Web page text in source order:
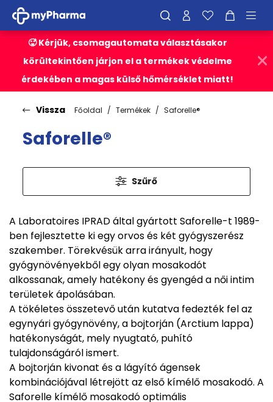
🥵 Kérjük, csomagautomata választásakor
körültekintően járjon el a termékek védelme
érdekében a magas külső hőmérséklet miatt!
Vissza Főoldal Termékek Saforelle®
Saforelle®
Szűrő
A Laboratoires IPRAD által gyártott Saforelle-t 1989-
ben fejlesztette ki egy orvos és két gyógyszerész
szakember. Törekvésük arra irányult, hogy
gyógynövényekből egy olyan mosakodót
alkossanak, amely hatékony és gyengéd a női intim
területek ápolásában.
A tökéletes összetevő után kutatva fedezték fel az
egynyári gyógynövény, a bojtorján (Arctium lappa)
hatékonyságát, mely nyugtató, puhító
tulajdonságáról ismert.
A bojtorján kivonat és a lágyító ágensek
kombinációjával létrejött az első kímélő mosakodó. A
Saforelle kímélő mosakodó optimális